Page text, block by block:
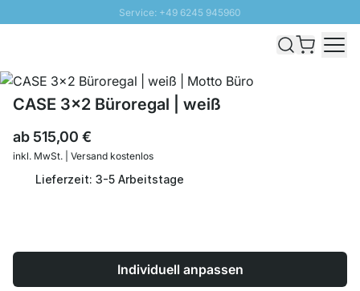
Service: +49 6245 945960
Schnelle Lieferung - Gratis Versand ab 100€
SUNNY SALE: Bis zu 20% Rabatt
CASE 3x2 Büroregal | weiß
ab 515,00 €
inkl. MwSt. | Versand kostenlos
Lieferzeit: 3-5 Arbeitstage
Individuell anpassen